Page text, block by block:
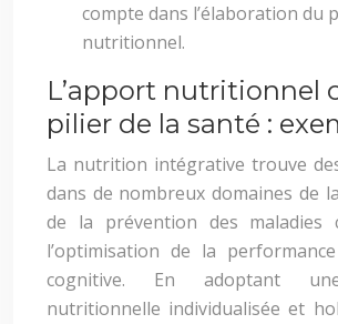
compte dans l’élaboration du
nutritionnel.
L’apport nutritionnel
pilier de la santé :
La nutrition intégrative trouve
dans de nombreux domaines de
de la prévention des maladies
l’optimisation de la
cognitive. En adoptant
nutritionnelle individualisée et